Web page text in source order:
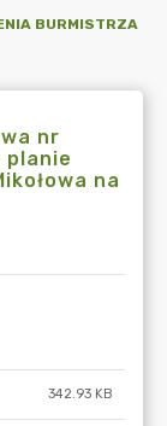
BURMISTRZA
nr
planie
na
342.93 KB